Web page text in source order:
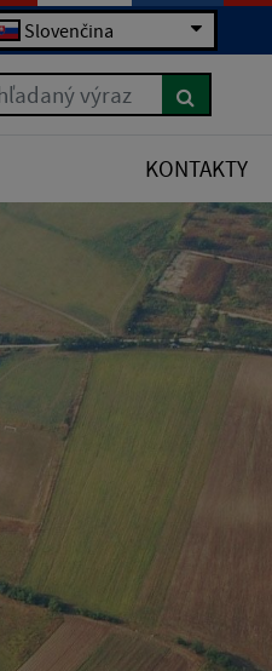
Slovenčina
výraz
KONTAKTY